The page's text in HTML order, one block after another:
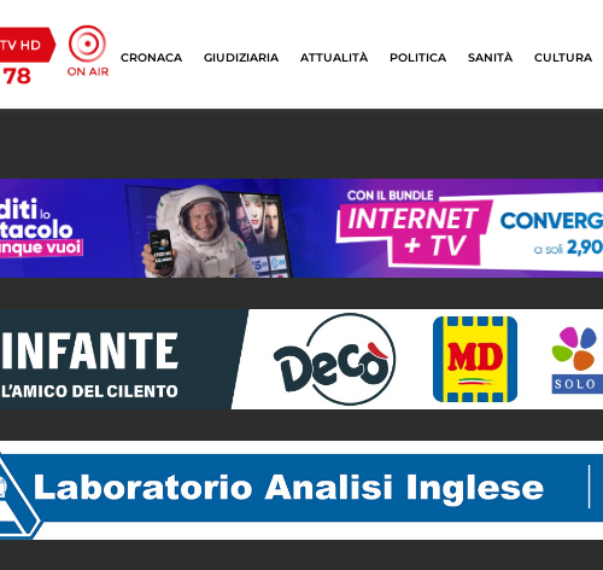
CRONACA GIUDIZIARIA ATTUALITÀ POLITICA SANITÀ CULTURA